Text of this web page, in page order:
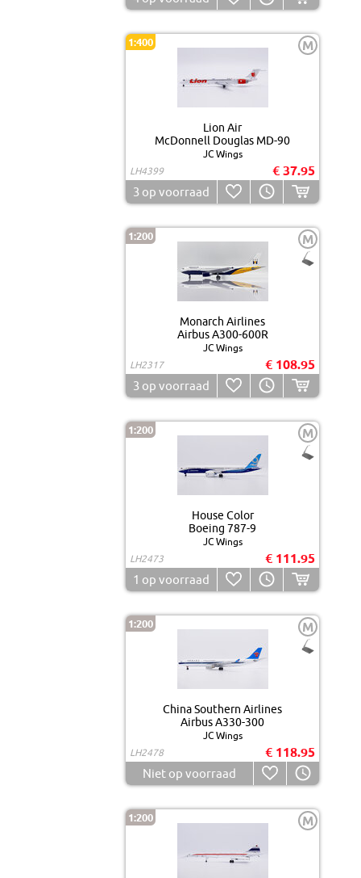
1:400 M
Lion Air
McDonnell Douglas MD-90
JC Wings
LH4399
€ 37.95
3 op voorraad
1:200 M
Monarch Airlines
Airbus A300-600R
JC Wings
LH2317
€ 108.95
3 op voorraad
1:200 M
House Color
Boeing 787-9
JC Wings
LH2473
€ 111.95
1 op voorraad
1:200 M
China Southern Airlines
Airbus A330-300
JC Wings
LH2478
€ 118.95
Niet op voorraad
1:200 M